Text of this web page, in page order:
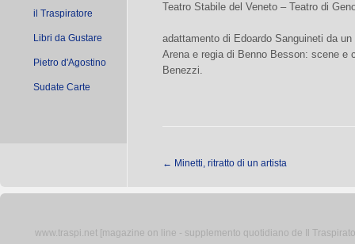
il Traspiratore
Libri da Gustare
Pietro d'Agostino
Sudate Carte
Teatro Stabile del Veneto – Teatro di
adattamento di Edoardo Sanguineti da
Arena e regia di Benno Besson: scene
Benezzi.
← Minetti, ritratto di un artista
www.traspi.net [magazine on line - supplemento quotidiano de Il